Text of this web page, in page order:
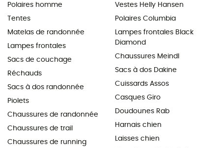
Polaires homme
Tentes
Matelas de randonnée
Lampes frontales
Sacs de couchage
Réchauds
Sacs à dos randonnée
Piolets
Chaussures de randonnée
Chaussures de trail
Chaussures de running
Vestes Helly Hansen
Polaires Columbia
Lampes frontales Black
Diamond
Chaussures Meindl
Sacs à dos Dakine
Cuissards Assos
Casques Giro
Doudounes Rab
Harnais chien
Laisses chien